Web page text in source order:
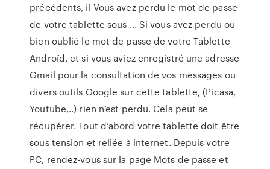
précédents, il Vous avez perdu le mot de passe
de votre tablette sous ... Si vous avez perdu ou
bien oublié le mot de passe de votre Tablette
Androïd, et si vous aviez enregistré une adresse
Gmail pour la consultation de vos messages ou
divers outils Google sur cette tablette, (Picasa,
Youtube,..) rien n’est perdu. Cela peut se
récupérer. Tout d’abord votre tablette doit être
sous tension et reliée à internet. Depuis votre
PC, rendez-vous sur la page Mots de passe et